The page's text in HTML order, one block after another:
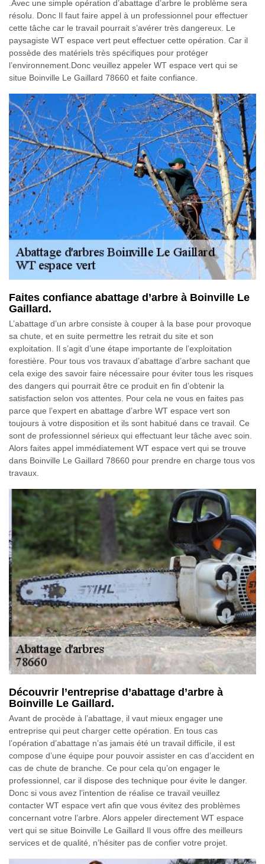
.Avec une simple opération d’abattage d’arbre le problème sera
résolu. Donc Il faut faire appel à un professionnel pour effectuer
cette tâche car le travail pourrait s’avérer très dangereux. Le
paysagiste WT espace vert peut effectuer cette opération. Car il
possède des matériels très spécifiques pour protéger
l’environnement.Donc veuillez appeler WT espace vert qui se
situe Boinville Le Gaillard 78660 et faite confiance.
Faites confiance abattage d’arbre à Boinville Le
Gaillard.
L’abattage d’un arbre consiste à couper à la base pour provoque
sa chute, et en suite permettre les retrait du site et son
exploitation. Il s’agit d’une étape importante de l’exploitation
forestière. Pour tous vos travaux d’abattage d’arbre sachant que
cela exige des savoir faire nécessaire pour éviter tous les risques
des dangers qui pourrait être ce produit en fin d’obtenir la
satisfaction selon vos attentes. Pour cela ne vous en faites pas
parce que l’expert en abattage d’arbre WT espace vert son
toujours à votre disposition et ils sont habitué dans ce travail. Ce
sont de professionnel sérieux qui effectuant leur tâche avec soin.
Alors faites appel immédiatement WT espace vert qui se trouve
dans Boinville Le Gaillard 78660 pour prendre en charge tous vos
travaux.
Découvrir l’entreprise d’abattage d’arbre à
Boinville Le Gaillard.
Avant de procède à l’abattage, il vaut mieux engager une
entreprise qui peut charger cette opération. En tous cas
l’opération d’abattage n’as jamais été un travail difficile, il est
compose d’une équipe pour pouvoir assister en cas d’accident en
cas de chute de branche. Ce pour cela qu’on engager le
professionnel, car il dispose des technique pour évite le danger.
Donc si vous avez l’intention de réalise ce travail veuillez
contacter WT espace vert afin que vous évitez des problèmes
concernant votre l’arbre. Alors appeler directement WT espace
vert qui se situe Boinville Le Gaillard Il vous offre des meilleurs
services et de qualité, n’hésiter pas de confier votre projet.